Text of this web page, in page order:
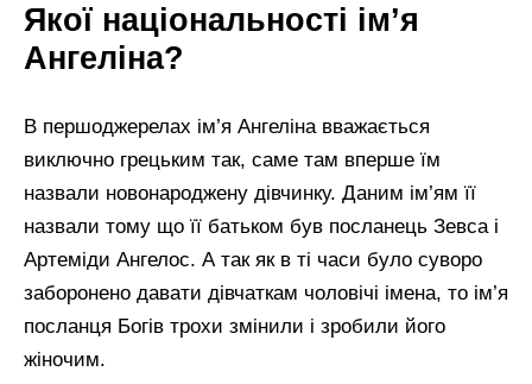
Якої національності ім’я
Ангеліна?
В першоджерелах ім’я Ангеліна вважається
виключно грецьким так, саме там вперше їм
назвали новонароджену дівчинку. Даним ім’ям її
назвали тому що її батьком був посланець Зевса і
Артеміди Ангелос. А так як в ті часи було суворо
заборонено давати дівчаткам чоловічі імена, то ім’я
посланця Богів трохи змінили і зробили його
жіночим.